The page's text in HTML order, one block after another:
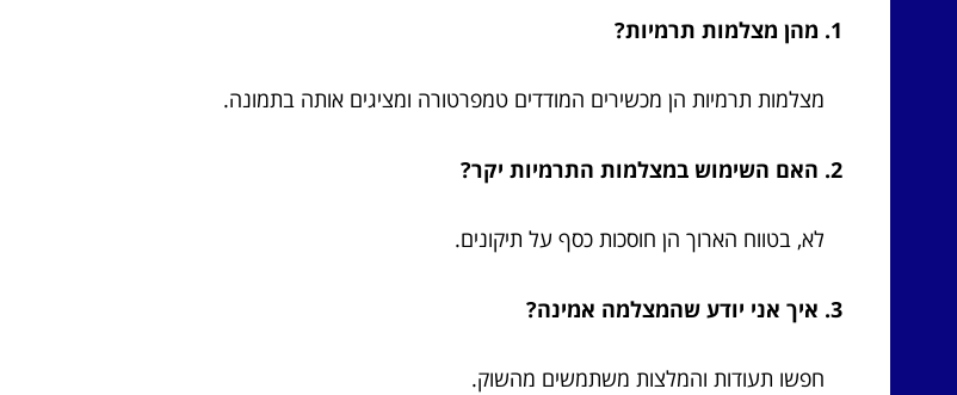
1. מהן מצלמות תרמיות?
מצלמות תרמיות הן מכשירים המודדים טמפרטורה ומציגים אותה בתמונה.
2. האם השימוש במצלמות התרמיות יקר?
לא, בטווח הארוך הן חוסכות כסף על תיקונים.
3. איך אני יודע שהמצלמה אמינה?
חפשו תעודות והמלצות משתמשים מהשוק.